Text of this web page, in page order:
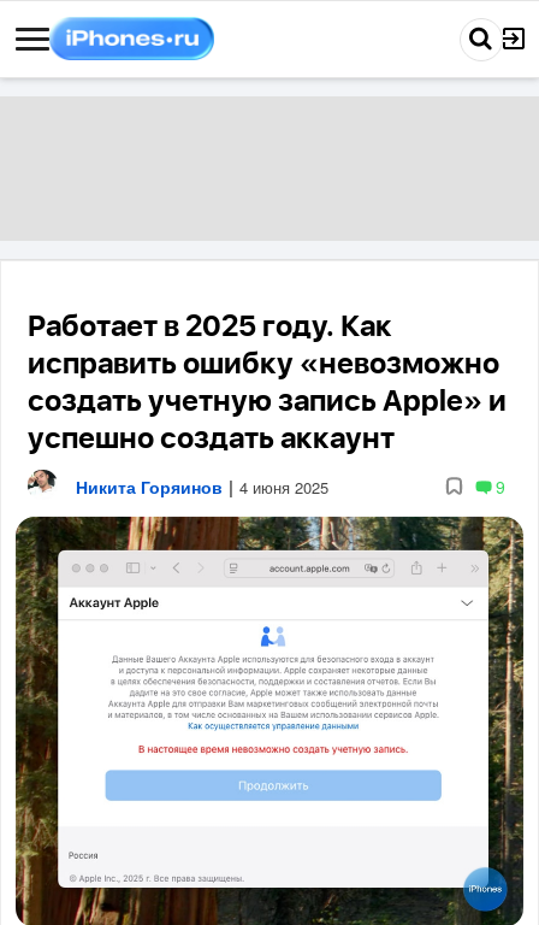
Работает в 2025 году. Как
исправить ошибку «невозможно
создать учетную запись Apple» и
успешно создать аккаунт
Никита Горяинов | 4 июня 2025 9